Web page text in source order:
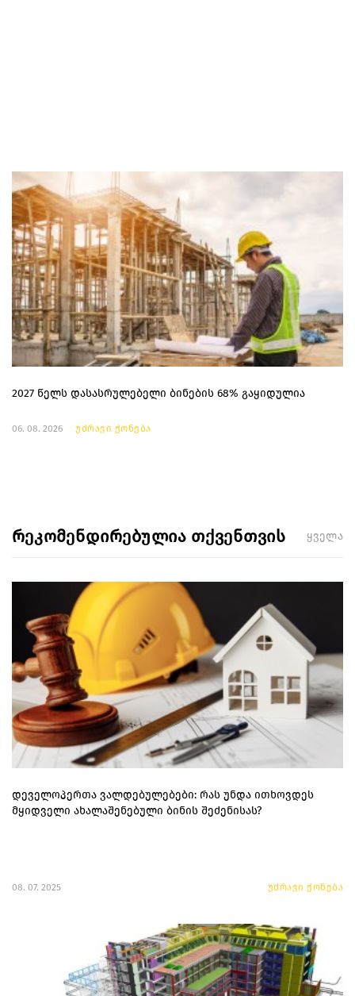
2027 წელს დასასრულებელი ბინების 68% გაყიდულია
06. 08. 2026 უძრავი ქონება
რეკომენდირებულია თქვენთვის ყველა
დეველოპერთა ვალდებულებები: რას უნდა ითხოვდეს
მყიდველი ახალაშენებული ბინის შეძენისას?
08. 07. 2025 უძრავი ქონება